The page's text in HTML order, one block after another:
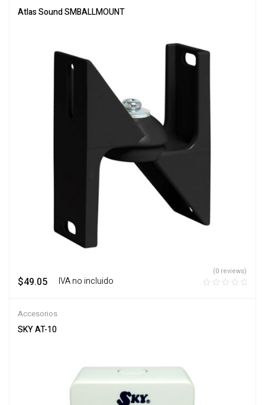
Atlas Sound SMBALLMOUNT
$49.05 ‎ ‎ ‎ IVA no incluido
(0 reviews)
Accesorios
SKY AT-10